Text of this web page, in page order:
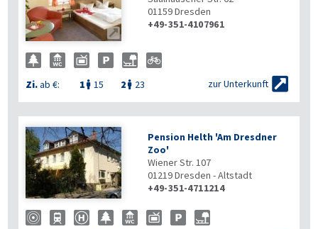

01159Dresden
+49-351-4107961
Zi.ab €: 1  15 2  23 zur Unterkunft 
Pension Helth 'Am Dresdner
Zoo'
Wiener Str. 107
01219Dresden - Altstadt
+49-351-4711214